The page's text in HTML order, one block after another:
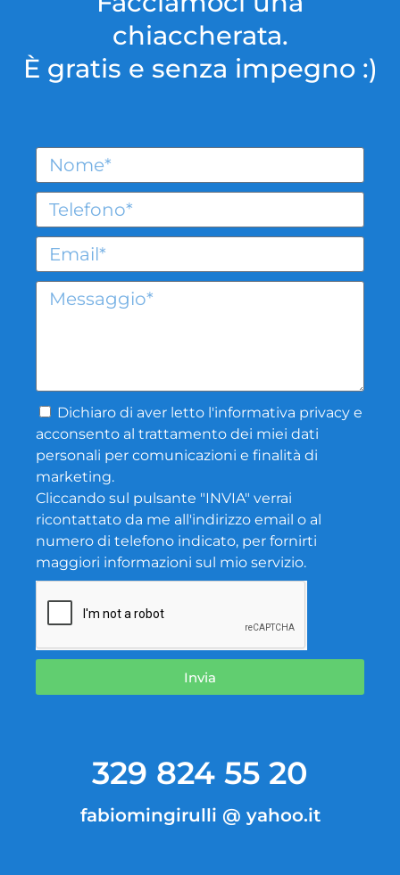
chiaccherata.
È gratis e senza impegno :)
Dichiaro di aver letto l'informativa privacy e
acconsento al trattamento dei miei dati
personali per comunicazioni e finalità di
marketing.
Cliccando sul pulsante "INVIA" verrai
ricontattato da me all'indirizzo email o al
numero di telefono indicato, per fornirti
maggiori informazioni sul mio servizio.
Invia
329 824 55 20
fabiomingirulli @ yahoo.it